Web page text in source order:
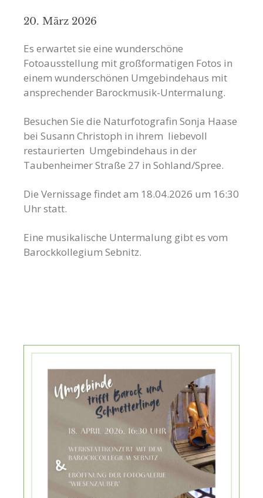
20. März 2026
Es erwartet sie eine wunderschöne
Fotoausstellung mit großformatigen Fotos in
einem wunderschönen Umgebindehaus mit
ansprechender Barockmusik-Untermalung.
Besuchen Sie die Naturfotografin Sonja Haase
bei Susann Christoph in ihrem liebevoll
restaurierten Umgebindehaus in der
Taubenheimer Straße 27 in Sohland/Spree.
Die Vernissage findet am 18.04.2026 um 16:30
Uhr statt.
Eine musikalische Untermalung gibt es vom
Barockkollegium Sebnitz.